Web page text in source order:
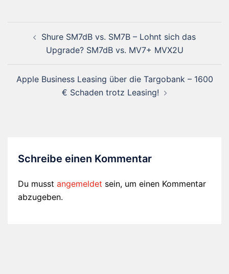
Shure SM7dB vs. SM7B – Lohnt sich das
Upgrade? SM7dB vs. MV7+ MVX2U
Apple Business Leasing über die Targobank – 1600
€ Schaden trotz Leasing!
Schreibe einen Kommentar
Du musst angemeldet sein, um einen Kommentar
abzugeben.